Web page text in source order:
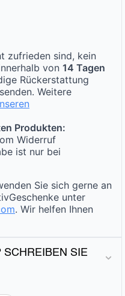
zufrieden sind, kein
von 14 Tagen
Rückerstattung
Weitere
Produkten:
Widerruf
ist nur bei
Sie sich gerne an
unter
. Wir helfen Ihnen
SCHREIBEN SIE